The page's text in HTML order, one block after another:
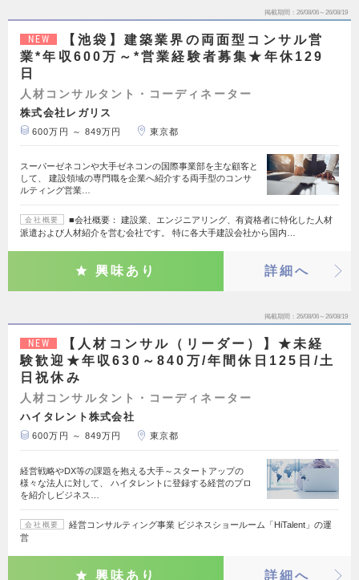
掲載期間 26/08/06～26/08/19
NEW
【池袋】建築業界の両面型コンサル営
業*年収600万～*営業経験者募集★年休129
日
人材コンサルタント・コーディネーター
株式会社レガリス
600万円 ～ 849万円 東京都
スーパーゼネコンや大手ゼネコンの国際事業部を主な顧客と
して、 建設領域の専門職を企業へ紹介する両手型のコンサ
ルティング営業…
会社概要
■会社概要： 建設業、エンジニアリング、有資格者に特化した人材
派遣および人材紹介を営む会社です。 特に各大手建設会社から国内…
興味あり 詳細へ
掲載期間 26/08/06～26/08/19
NEW
【人材コンサル（リーダー）】★未経
験歓迎★年収630～840万/年間休日125日/土
日祝休み
人材コンサルタント・コーディネーター
ハイタレント株式会社
600万円 ～ 849万円 東京都
経営戦略やDX等の課題を抱える大手～スタートアップの
様々な法人に対して、 ハイタレントに登録する経営のプロ
を紹介しビジネス…
会社概要
経営コンサルティング事業 ビジネスショールーム「HiTalent」の運
営
興味あり 詳細へ